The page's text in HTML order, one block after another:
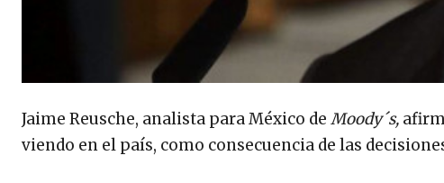
Jaime Reusche, analista para México de Moody´s,
viendo en el país, como consecuencia de las